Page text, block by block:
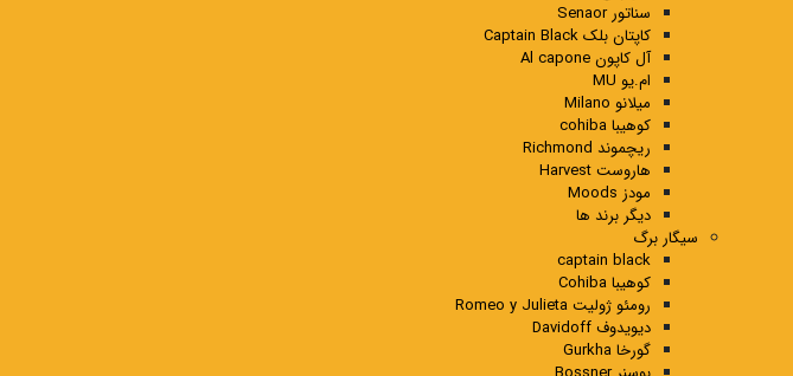
سناتور Senaor
کاپتان بلک Captain Black
آل کاپون Al capone
ام.یو MU
میلانو Milano
کوهیبا cohiba
ریچموند Richmond
هاروست Harvest
مودز Moods
دیگر برند ها
سیگار برگ
captain black
کوهیبا Cohiba
رومئو ژولیت Romeo y Julieta
دیویدوف Davidoff
گورخا Gurkha